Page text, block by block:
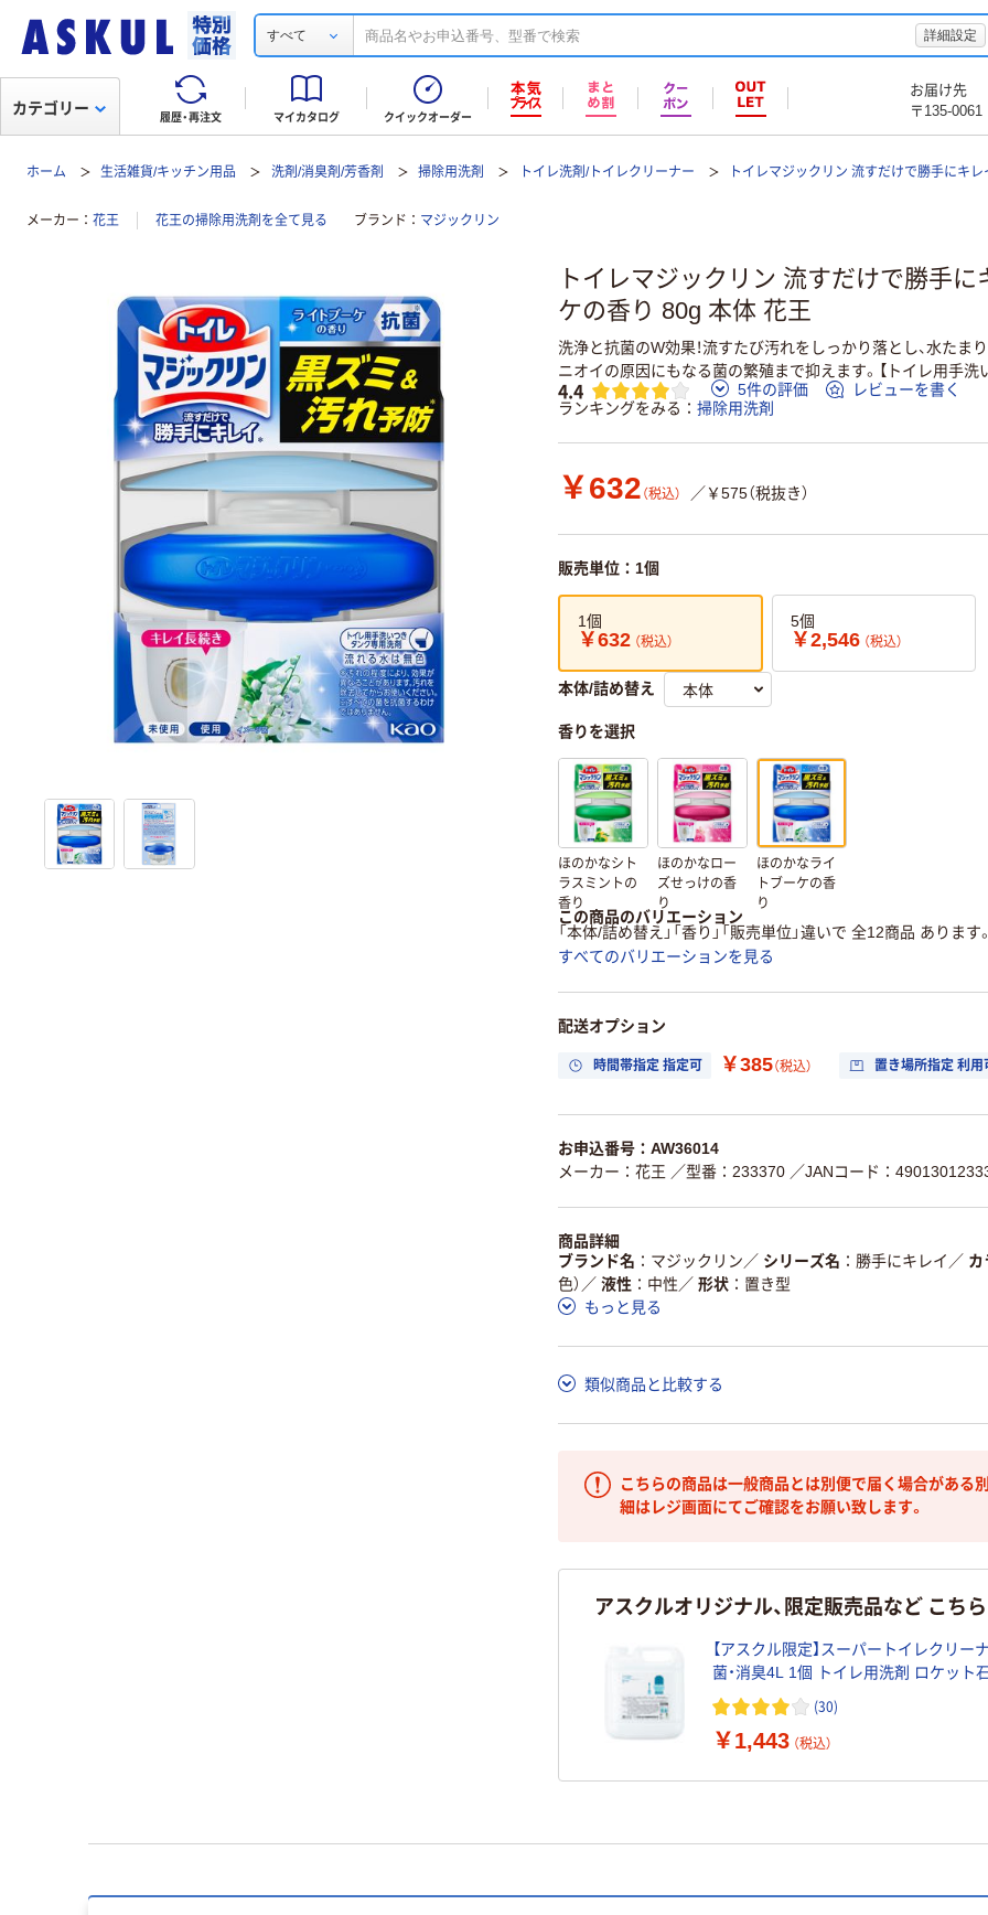
すべて 詳細設定
履歴・再注文 マイカタログ クイックオーダー
お届け先
〒135-0061
カテゴリー
ホーム 生活雑貨/キッチン用品 洗剤/消臭剤/芳香剤 掃除用洗剤 トイレ洗剤/トイレクリーナー トイレマジックリン 流すだけで勝手にキレ
メーカー 花王 花王の掃除用洗剤を全て見る ブランド マジックリン
トイレマジックリン 流すだけで勝手
ケの香り 80g 本体 花王
洗浄と抗菌のW効果！流すたび汚れをしっかり落とし、水たま
ニオイの原因にもなる菌の繁殖まで抑えます。【トイレ用手洗
4.4 5件の評価
レビューを書く
ランキングをみる
掃除用洗剤
￥632 （税込） ／￥575（税抜き）
販売単位：1個
1個
￥632 （税込）
5個
￥2,546 （税込）
本体/詰め替え
香りを選択
ほのかなシト
ラスミントの
香り
ほのかなロー
ズせっけの香
り
ほのかなライ
トブーケの香
り
この商品のバリエーション
「本体/詰め替え」「香り」「販売単位」違いで 全12商品 あります
すべてのバリエーションを見る
配送オプション
時間帯指定 指定可 ￥385（税込） 置き場所指定 利用
お申込番号：AW36014
メーカー：花王 ／型番：233370 ／JANコード：
商品詳細
ブランド名
マジックリン ／ シリーズ名 勝手にキレイ ／ カ
色） ／ 液性 中性 ／ 形状
置き型
もっと見る
類似商品と比較する
こちらの商品は一般商品とは別便で届く場合がある
細はレジ画面にてご確認をお願い致します。
アスクルオリジナル、限定販売品など こち
【アスクル限定】スーパートイレクリー
菌・消臭4L 1個 トイレ用洗剤 ロケット石
リジナル
(30)
￥1,443 （税込）